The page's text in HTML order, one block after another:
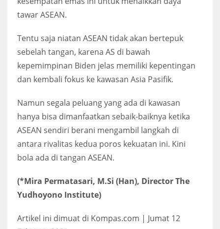
tawar ASEAN.
Tentu saja niatan ASEAN tidak akan bertepuk
sebelah tangan, karena AS di bawah
kepemimpinan Biden jelas memiliki kepentingan
dan kembali fokus ke kawasan Asia Pasifik.
Namun segala peluang yang ada di kawasan
hanya bisa dimanfaatkan sebaik-baiknya ketika
ASEAN sendiri berani mengambil langkah di
antara rivalitas kedua poros kekuatan ini. Kini
bola ada di tangan ASEAN.
(*Mira Permatasari, M.Si (Han), Director The
Yudhoyono Institute)
Artikel ini dimuat di Kompas.com | Jumat 12